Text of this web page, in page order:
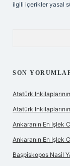
ilgili içerikler yasal
SON
Atatürk
Atatürk
Ankaranın En Işlek
Ankaranın En Işlek
Başpiskopos Nasil